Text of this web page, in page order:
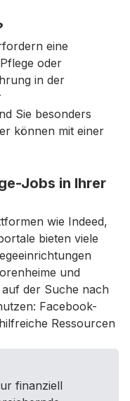
eine
oder
in der
Sie besonders
können mit einer
Jobs in Ihrer
wie Indeed,
bieten viele
und
der Suche nach
Facebook-
Ressourcen
finanziell